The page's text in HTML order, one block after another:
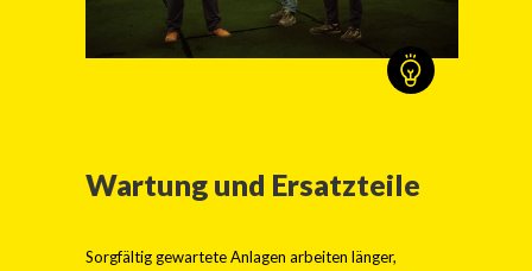
Wartung und Ersatzteile
Sorgfältig gewartete Anlagen arbeiten länger,